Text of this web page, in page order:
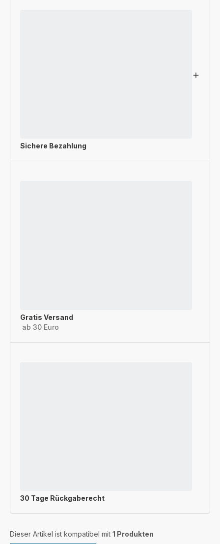
Sichere Bezahlung
Gratis Versand
ab 30 Euro
30 Tage Rückgaberecht
Dieser Artikel ist kompatibel mit 1 Produkten